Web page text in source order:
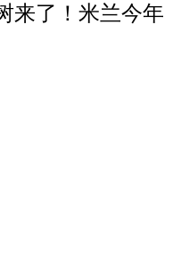
来了！米兰今年